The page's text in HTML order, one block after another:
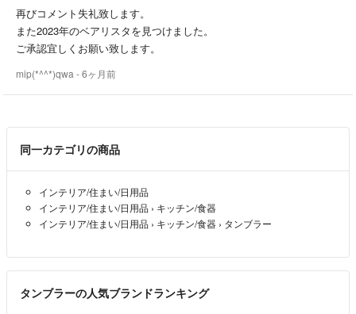
ございます🙇‍♀️ご理解下さい。
●お取引経験０の方、購入申請をされるだけで購入期限内に購入頂けな
いという非常識な方が続きましたので、お取引経験０の方の購入申請の
お取引経験０の方で、発送に際し私の発送方法にご理解頂けない方、こ
ちらがお断りしているにも関わらず、しつこくメッセージを送られる方
致します。
他国籍で日本語を余りご理解頂けない方の商品購入はお断り、キャンセ
ルさせて頂く場合がございます。
(商品到着後に、片言の日本語でトラブルになりましたので、ご理解頂
けますと幸いです。)
●悪い、普通評価が合わせて３個以上ある方の購入申請は、トラブル防
ラブル回避為にも購入申請されましても承認いたしません。
尚、プロフィールにもこのように記載してても購入申請、商品説明にな
い要望をコメント頂きます。
再びコメント失礼致します。
また2023年のベアリスタを見つけました。
ご承認宜しくお願い致します。
mip(*^^*)qwa - 6ヶ月前
同一カテゴリの商品
インテリア/住まい/日用品
インテリア/住まい/日用品 › キッチン/食器
インテリア/住まい/日用品 › キッチン/食器 › タンブラー
タンブラーの人気ブランドランキング